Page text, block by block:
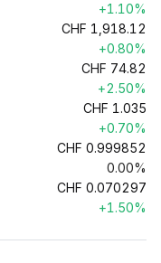
+1.10%
CHF 1,918.12
+0.80%
CHF 74.82
+2.50%
CHF 1.035
+0.70%
CHF 0.999852
0.00%
CHF 0.070297
+1.50%